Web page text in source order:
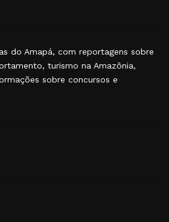
do Amapá, com reportagens sobre
turismo na Amazônia,
sobre concursos e